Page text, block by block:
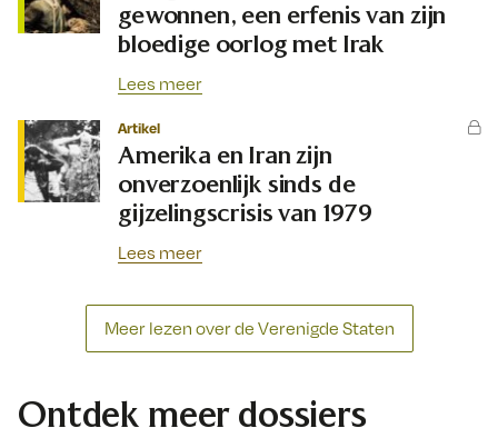
gewonnen, een erfenis van zijn
bloedige oorlog met Irak
Lees meer
Artikel
Amerika en Iran zijn
onverzoenlijk sinds de
gijzelingscrisis van 1979
Lees meer
Meer lezen over de Verenigde Staten
Ontdek meer dossiers